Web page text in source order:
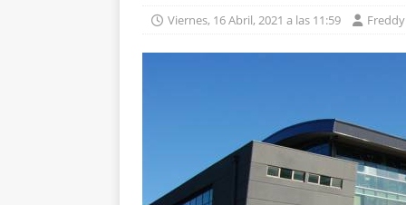
Viernes, 16 Abril, 2021 a las 11:59